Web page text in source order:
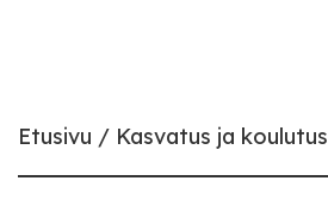
Etusivu Kasvatus ja koulutus